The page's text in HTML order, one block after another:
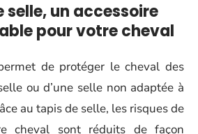
selle, un accessoire
pour votre cheval
de protéger le cheval des
ou d’une selle non adaptée à
au tapis de selle, les risques de
cheval sont réduits de façon